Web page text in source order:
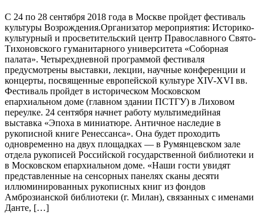
С 24 по 28 сентября 2018 года в Москве пройдет фестиваль
культуры Возрождения.Организатор мероприятия: Историко-
культурный и просветительский центр Православного Свято-
Тихоновского гуманитарного университета «Соборная
палата». Четырехдневной программой фестиваля
предусмотрены выставки, лекции, научные конференции и
концерты, посвященные европейской культуре XIV-XVI вв.
Фестиваль пройдет в историческом Московском
епархиальном доме (главном здании ПСТГУ) в Лиховом
переулке. 24 сентября начнет работу мультимедийная
выставка «Эпоха в миниатюре. Античное наследие в
рукописной книге Ренессанса». Она будет проходить
одновременно на двух площадках — в Румянцевском зале
отдела рукописей Российской государственной библиотеки и
в Московском епархиальном доме. «Наши гости увидят
представленные на сенсорных панелях сканы десяти
иллюминированных рукописных книг из фондов
Амброзианской библиотеки (г. Милан), связанных с именами
Данте, […]